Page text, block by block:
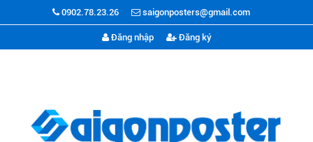
0902.78.23.26 saigonposters@gmail.com
Đăng nhập Đăng ký